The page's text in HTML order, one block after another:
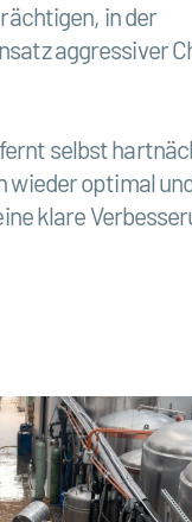
in der
aggressiver
selbst
wieder optimal
klare